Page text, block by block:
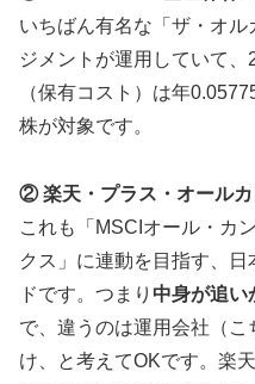
いちばん有名な「ザ・オ
ジメントが運用していて
（保有コスト）は年
株が対象です。
② 楽天・プラス・オール
これも「MSCIオール・カ
クス」に連動を目指す、
ドです。つまり 中身が追
で、違うのは運用会社（
け、と考えてOKです。楽